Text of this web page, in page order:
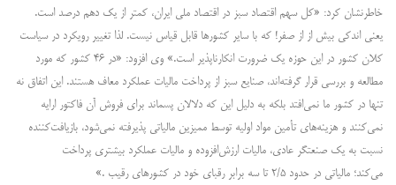
خاطرنشان کرد: «کل سهم اقتصاد سبز در اقتصاد ملی ایران، کمتر از یک دهم درصد است.
یعنی اندکی بیش از از صفر! که با سایر کشورها قابل قیاس نیست. لذا تغییر رویکرد در سیاست
کلان کشور در این حوزه یک ضرورت انکارناپذیر است.» وی افزود: «در ۴۶ کشور که مورد
مطالعه و بررسی قرار گرفته‌اند، صنایع سبز از پرداخت مالیات عملکرد معاف هستند. این اتفاق نه
تنها در کشور ما نمی‌افتد بلکه به دلیل این که دلالان پسماند برای فروش آن فاکتور ارایه
نمی‌کنند و هزینه‌های تأمین مواد اولیه توسط ممیزین مالیاتی پذیرفته نمی‌شود، بازیافت‌کننده
نسبت به یک صنعتگر عادی، مالیات ارزش‌افزوده و مالیات عملکرد بیشتری پرداخت
می‌کند؛ مالیاتی در حدود ۲/۵ تا سه برابر رقبای خود در کشورهای رقیب .»